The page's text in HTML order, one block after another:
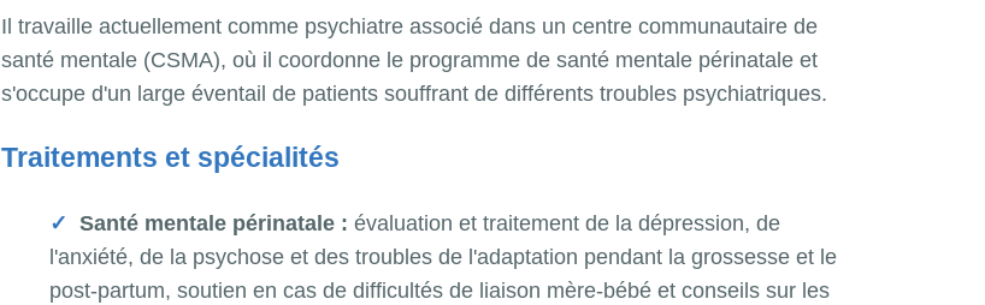
Il travaille actuellement comme psychiatre associé dans un centre communautaire de
santé mentale (CSMA), où il coordonne le programme de santé mentale périnatale et
s'occupe d'un large éventail de patients souffrant de différents troubles psychiatriques.
Traitements et spécialités
Santé mentale périnatale : évaluation et traitement de la dépression, de
l'anxiété, de la psychose et des troubles de l'adaptation pendant la grossesse et le
post-partum, soutien en cas de difficultés de liaison mère-bébé et conseils sur les